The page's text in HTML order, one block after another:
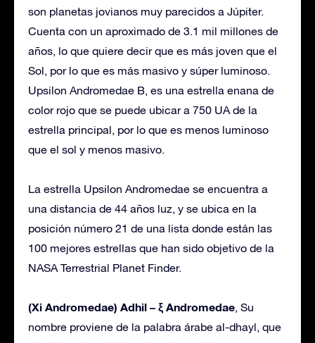
son planetas jovianos muy parecidos a Júpiter.
Cuenta con un aproximado de 3.1 mil millones de
años, lo que quiere decir que es más joven que el
Sol, por lo que es más masivo y súper luminoso.
Upsilon Andromedae B, es una estrella enana de
color rojo que se puede ubicar a 750 UA de la
estrella principal, por lo que es menos luminoso
que el sol y menos masivo.
La estrella Upsilon Andromedae se encuentra a
una distancia de 44 años luz, y se ubica en la
posición número 21 de una lista donde están las
100 mejores estrellas que han sido objetivo de la
NASA Terrestrial Planet Finder.
(Xi Andromedae) Adhil – ξ Andromedae, Su
nombre proviene de la palabra árabe al-dhayl, que